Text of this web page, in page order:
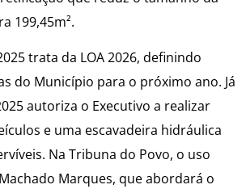
199,45m².
trata da LOA 2026, definindo
do Município para o próximo ano. Já
autoriza o Executivo a realizar
e uma escavadeira hidráulica
Na Tribuna do Povo, o uso
Marques, que abordará o